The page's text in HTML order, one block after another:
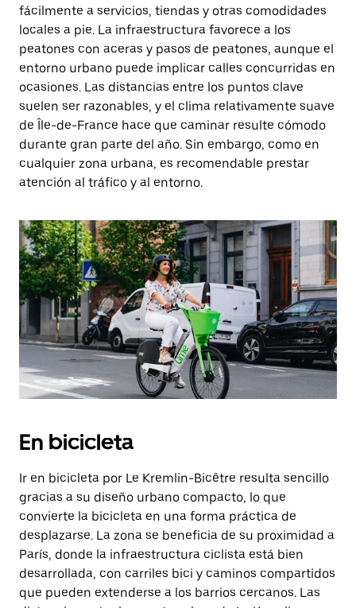
fácilmente a servicios, tiendas y otras comodidades
locales a pie. La infraestructura favorece a los
peatones con aceras y pasos de peatones, aunque el
entorno urbano puede implicar calles concurridas en
ocasiones. Las distancias entre los puntos clave
suelen ser razonables, y el clima relativamente suave
de Île-de-France hace que caminar resulte cómodo
durante gran parte del año. Sin embargo, como en
cualquier zona urbana, es recomendable prestar
atención al tráfico y al entorno.
En bicicleta
Ir en bicicleta por Le Kremlin-Bicêtre resulta sencillo
gracias a su diseño urbano compacto, lo que
convierte la bicicleta en una forma práctica de
desplazarse. La zona se beneficia de su proximidad a
París, donde la infraestructura ciclista está bien
desarrollada, con carriles bici y caminos compartidos
que pueden extenderse a los barrios cercanos. Las